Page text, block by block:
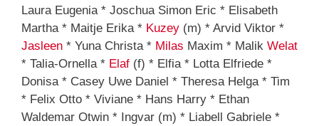
Laura Eugenia * Joschua Simon Eric * Elisabeth
Martha * Maitje Erika * Kuzey (m) * Arvid Viktor *
Jasleen * Yuna Christa * Milas Maxim * Malik Welat
* Talia-Ornella * Elaf (f) * Elfia * Lotta Elfriede *
Donisa * Casey Uwe Daniel * Theresa Helga * Tim
* Felix Otto * Viviane * Hans Harry * Ethan
Waldemar Otwin * Ingvar (m) * Liabell Gabriele *